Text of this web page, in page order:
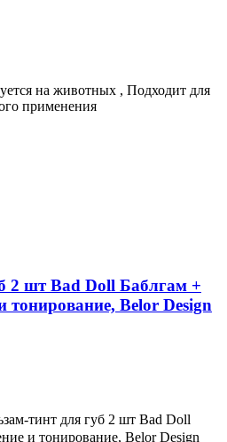
на животных , Подходит для
применения
2 шт Bad Doll Баблгам +
Belor Design
тинт для губ 2 шт Bad Doll
и тонирование, Belor Design